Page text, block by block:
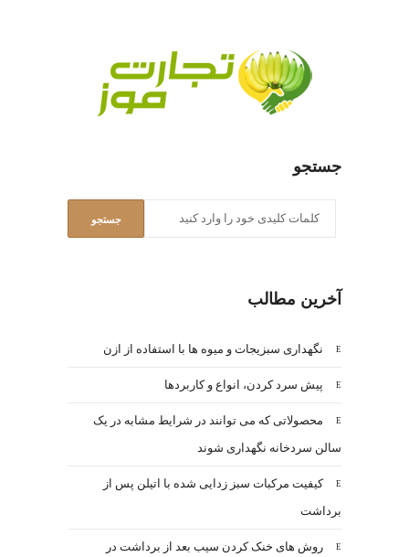
جستجو
آخرین مطالب
نگهداری سبزیجات و میوه ها با استفاده از ازن
پیش سرد کردن، انواع و کاربردها
محصولاتی که می توانند در شرایط مشابه در یک
سالن سردخانه نگهداری شوند
کیفیت مرکبات سبز زدایی شده با اتیلن پس از
برداشت
روش های خنک کردن سیب بعد از برداشت در